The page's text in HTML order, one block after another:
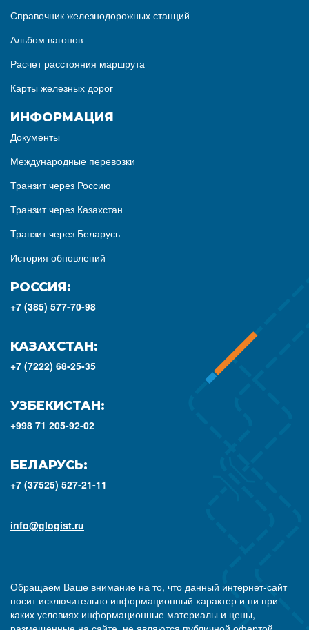
Справочник железнодорожных станций
Альбом вагонов
Расчет расстояния маршрута
Карты железных дорог
ИНФОРМАЦИЯ
Документы
Международные перевозки
Транзит через Россию
Транзит через Казахстан
Транзит через Беларусь
История обновлений
РОССИЯ:
+7 (385) 577-70-98
КАЗАХСТАН:
+7 (7222) 68-25-35
УЗБЕКИСТАН:
+998 71 205-92-02
БЕЛАРУСЬ:
+7 (37525) 527-21-11
info@glogist.ru
Обращаем Ваше внимание на то, что данный интернет-сайт
носит исключительно информационный характер и ни при
каких условиях информационные материалы и цены,